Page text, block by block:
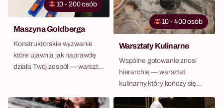
10 - 200 osób
Maszyna Goldberga
Konstruktorskie wyzwanie
które ujawnia jak naprawdę
działa Twój zespół — warsztat
10 - 400 osób
Warsztaty Kulinarne
Wspólne gotowanie znosi
hierarchię — warsztat
kulinarny który kończy się